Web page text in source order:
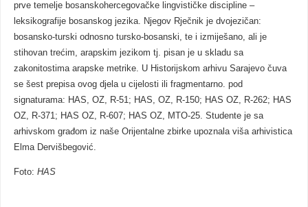
prve temelje bosanskohercegovačke lingvističke discipline –
leksikografije bosanskog jezika. Njegov Rječnik je dvojezičan:
bosansko-turski odnosno tursko-bosanski, te i izmiješano, ali je
stihovan trećim, arapskim jezikom tj. pisan je u skladu sa
zakonitostima arapske metrike. U Historijskom arhivu Sarajevo čuva
se šest prepisa ovog djela u cijelosti ili fragmentarno. pod
signaturama: HAS, OZ, R-51; HAS, OZ, R-150; HAS OZ, R-262; HAS
OZ, R-371; HAS OZ, R-607; HAS OZ, MTO-25. Studente je sa
arhivskom građom iz naše Orijentalne zbirke upoznala viša arhivistica
Elma Dervišbegović.
Foto: HAS